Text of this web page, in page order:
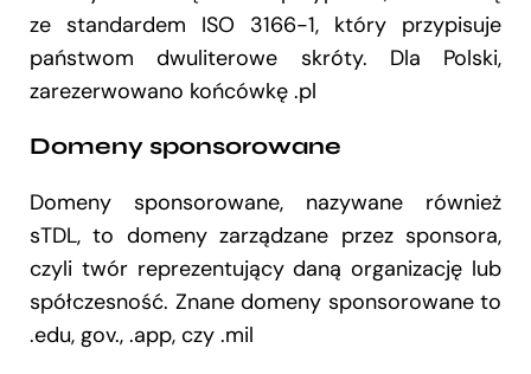
ze standardem ISO 3166-1, który przypisuje
państwom dwuliterowe skróty. Dla Polski,
zarezerwowano końcówkę .pl
Domeny sponsorowane
Domeny sponsorowane, nazywane również
sTDL, to domeny zarządzane przez sponsora,
czyli twór reprezentujący daną organizację lub
spółczesność. Znane domeny sponsorowane to
.edu, gov., .app, czy .mil